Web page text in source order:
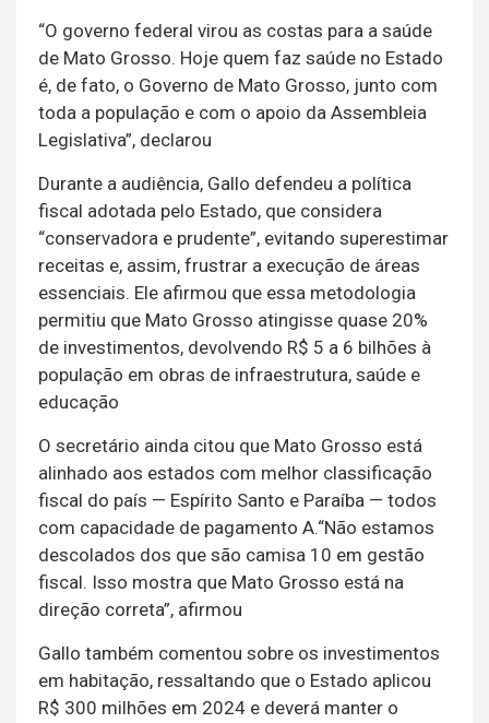
“O governo federal virou as costas para a saúde
de Mato Grosso. Hoje quem faz saúde no Estado
é, de fato, o Governo de Mato Grosso, junto com
toda a população e com o apoio da Assembleia
Legislativa”, declarou
Durante a audiência, Gallo defendeu a política
fiscal adotada pelo Estado, que considera
“conservadora e prudente”, evitando superestimar
receitas e, assim, frustrar a execução de áreas
essenciais. Ele afirmou que essa metodologia
permitiu que Mato Grosso atingisse quase 20%
de investimentos, devolvendo R$ 5 a 6 bilhões à
população em obras de infraestrutura, saúde e
educação
O secretário ainda citou que Mato Grosso está
alinhado aos estados com melhor classificação
fiscal do país — Espírito Santo e Paraíba — todos
com capacidade de pagamento A.“Não estamos
descolados dos que são camisa 10 em gestão
fiscal. Isso mostra que Mato Grosso está na
direção correta”, afirmou
Gallo também comentou sobre os investimentos
em habitação, ressaltando que o Estado aplicou
R$ 300 milhões em 2024 e deverá manter o